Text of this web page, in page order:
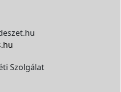
Szolgálat